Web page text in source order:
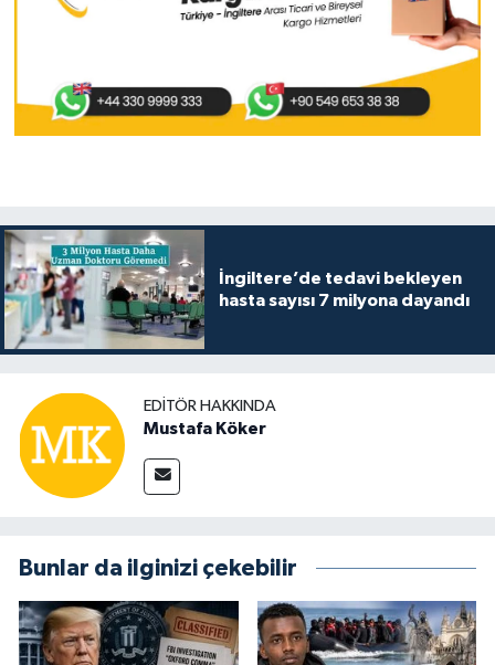
İngiltere’de tedavi bekleyen
hasta sayısı 7 milyona dayandı
EDITÖR HAKKINDA
Mustafa Köker
Bunlar da ilginizi çekebilir